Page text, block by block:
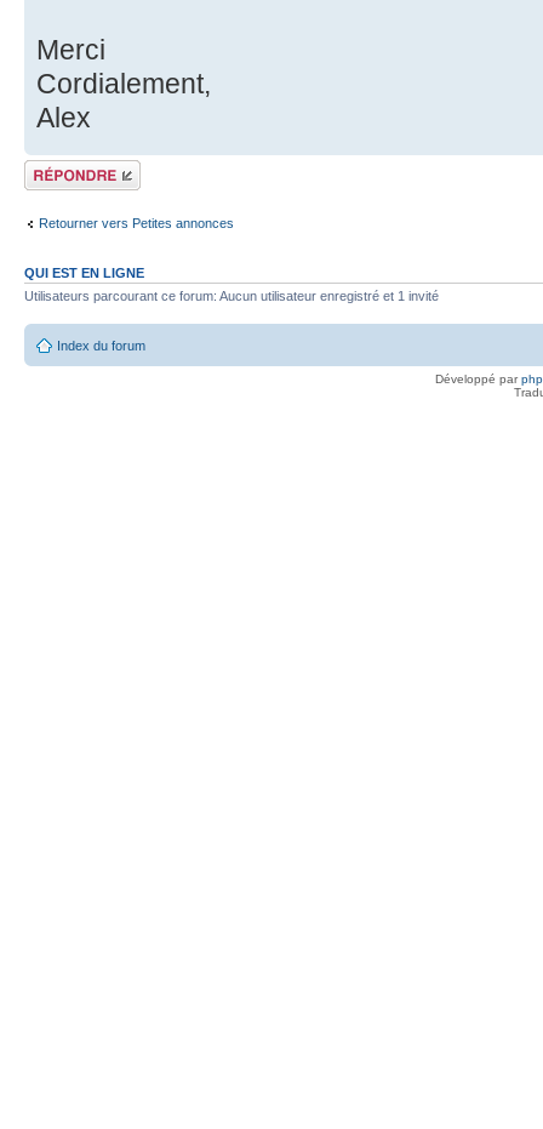
Merci
Cordialement,
Alex
Répondre
Retourner vers Petites annonces
QUI EST EN LIGNE
Utilisateurs parcourant ce forum: Aucun utilisateur enregistré et 1 invité
Index du forum
Développé par